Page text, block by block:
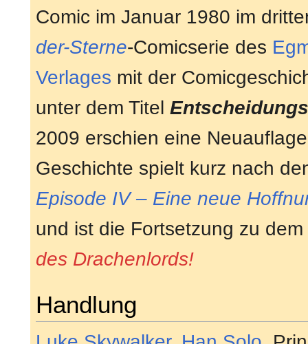
Comic im Januar 1980 im
der-Sterne-Comicserie des
Verlages mit der
unter dem Titel
2009 erschien eine
Geschichte spielt kurz nach
Episode IV – Eine neue
und ist die Fortsetzung zu
des Drachenlords!
Handlung